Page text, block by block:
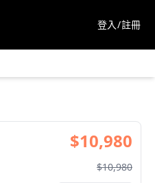
登入/註冊
$10,980
$10,980